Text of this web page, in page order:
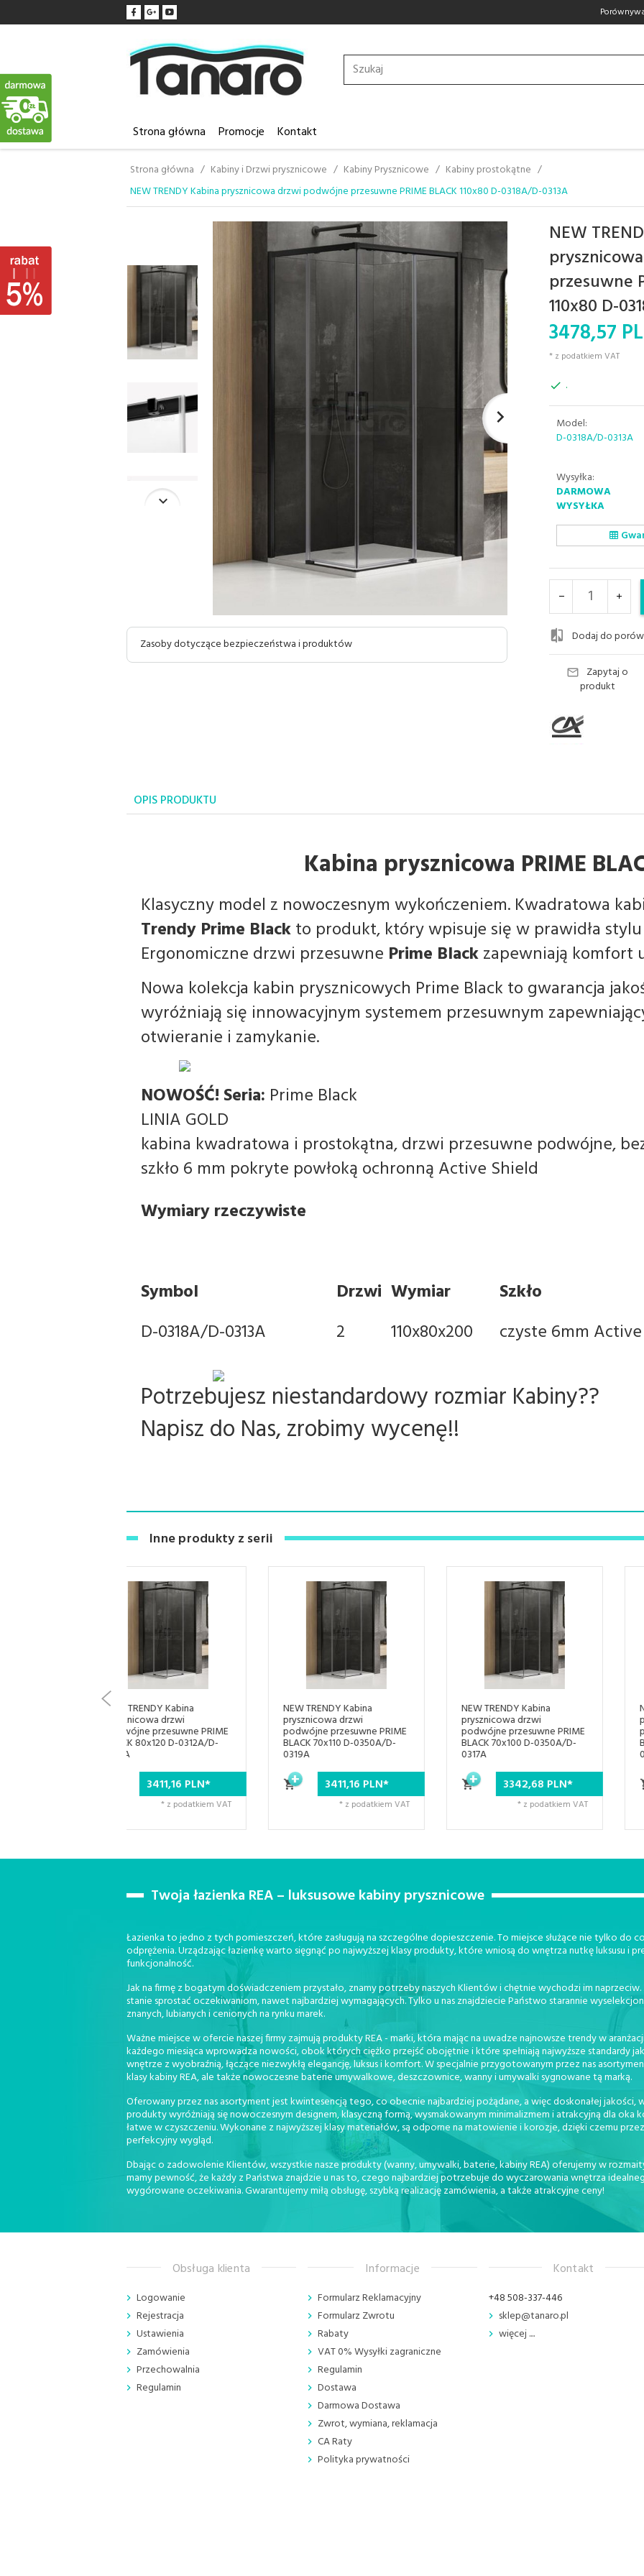
Strona główna Promocje Kontakt
Strona główna Kabiny i Drzwi prysznicowe Kabiny Prysznicowe
Kabiny prostokątne
NEW TRENDY Kabina prysznicowa drzwi podwójne przesuwne PRIME BLACK 110x80 D-0318A/D-0313A
Zasoby dotyczące bezpieczeństwa i produktów
NEW
przesuwne
110x80 D-
3478,57
* z podatkiem VAT
.
Model:
D-0318A/D-0313A
Wysyłka:
DARMOWA
WYSYŁKA
Dodaj do
Zapytaj o
produkt
OPIS PRODUKTU
Kabina prysznicowa PRIME
Klasyczny model z nowoczesnym wykończeniem. Kwadratowa
Trendy Prime Blackto produkt, który wpisuje się w prawidła
Ergonomiczne drzwi przesuwne Prime Blackzapewniają komfort
Nowa kolekcja kabin prysznicowych Prime Black to gwarancja
wyróżniają się innowacyjnym systemem przesuwnym
otwieranie i zamykanie.
NOWOŚĆ! Seria: Prime Black
LINIA GOLD
kabina kwadratowa i prostokątna, drzwi przesuwne podwójne,
szkło 6 mm pokryte powłoką ochronną Active Shield
Wymiary rzeczywiste
Symbol
Drzwi Wymiar Szkło
D-0318A/D-0313A
2 110x80x200 czyste 6mm
Potrzebujesz niestandardowy rozmiar Kabiny??
Napisz do Nas, zrobimy wycenę!!
Inne produkty z serii
NEW TRENDY Kabina
prysznicowa drzwi
podwójne przesuwne PRIME
BLACK 70x110 D-0350A/D-
3411,
* z podatkiem VAT
NEW TRENDY Kabina
prysznicowa drzwi
podwójne przesuwne PRIME
BLACK 70x100 D-0350A/D-
3342,
* z podatkiem VAT
NEW TRENDY Kabina
prysznicowa drzwi
podwójne przesuwne PRIME
BLACK 90x120 D-0314A/D-
3614,
* z podatkiem VAT
Twoja łazienka REA – luksusowe kabiny prysznicowe
Łazienka to jedno z tych pomieszczeń, które zasługują na szczególne dopieszczenie. To miejsce służące nie tylko do
odprężenia. Urządzając łazienkę warto sięgnąć po najwyższej klasy produkty, które wniosą do wnętrza nutkę luksusu i
funkcjonalność.
Jak na firmę z bogatym doświadczeniem przystało, znamy potrzeby naszych Klientów i chętnie wychodzi im
stanie sprostać oczekiwaniom, nawet najbardziej wymagających. Tylko u nas znajdziecie Państwo starannie
znanych, lubianych i cenionych na rynku marek.
Ważne miejsce w ofercie naszej firmy zajmują produkty REA - marki, która mając na uwadze najnowsze trendy w
każdego miesiąca wprowadza nowości, obok których ciężko przejść obojętnie i które spełniają najwyższe standardy
wnętrze z wyobraźnią, łączące niezwykłą elegancję, luksus i komfort. W specjalnie przygotowanym przez nas
klasy kabiny REA, ale także nowoczesne baterie umywalkowe, deszczownice, wanny i umywalki sygnowane tą marką.
Oferowany przez nas asortyment jest kwintesencją tego, co obecnie najbardziej pożądane, a więc doskonałej jakości,
produkty wyróżniają się nowoczesnym designem, klasyczną formą, wysmakowanym minimalizmem i atrakcyjną dla oka
łatwe w czyszczeniu. Wykonane z najwyższej klasy materiałów, są odporne na matowienie i korozje, dzięki czemu
perfekcyjny wygląd.
Dbając o zadowolenie Klientów, wszystkie nasze produkty (wanny, umywalki, baterie, kabiny REA) oferujemy w
mamy pewność, że każdy z Państwa znajdzie u nas to, czego najbardziej potrzebuje do wyczarowania wnętrza
wygórowane oczekiwania. Gwarantujemy miłą obsługę, szybką realizację zamówienia, a także atrakcyjne ceny!
Obsługa klienta
Logowanie
Rejestracja
Ustawienia
Zamówienia
Przechowalnia
Regulamin
Informacje
Formularz Reklamacyjny
Formularz Zwrotu
Rabaty
VAT 0% Wysyłki zagraniczne
Regulamin
Dostawa
Darmowa Dostawa
Zwrot, wymiana, reklamacja
CA Raty
Polityka prywatności
Kontakt
+48 508-337-446
sklep@tanaro.pl
więcej ....